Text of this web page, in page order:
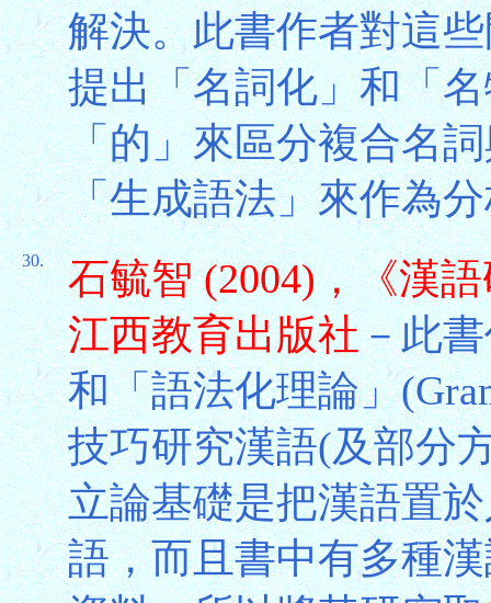
解決。此書作者對這
提出「名詞化」和「
「的」來區分複合名
「生成語法」來作為
30.
石毓智 (2004)，《漢
江西教育出版社－此
和「語法化理論」
技巧研究漢語(及部分
立論基礎是把漢語置
語，而且書中有多種